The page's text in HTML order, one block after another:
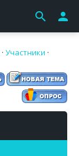
search person
· Участники ·